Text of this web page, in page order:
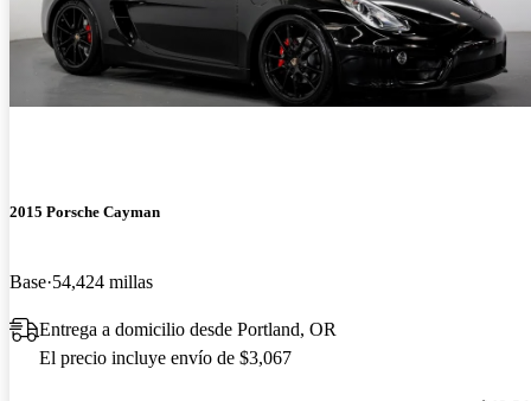
2015 Porsche Cayman
Base 54,424 millas
Entrega a domicilio desde Portland, OR
El precio incluye envío de $3,067